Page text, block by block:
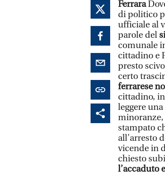
Ferrara
di politico
ufficiale al
parole del
comunale
cittadino e
presto
certo
ferrarese
cittadino,
leggere
minoranze,
stampato
all’arresto
vicende in
chiesto
l’accaduto